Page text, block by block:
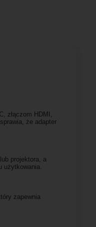
złączom HDMI,
że adapter
projektora, a
użytkowania.
zapewnia